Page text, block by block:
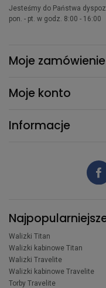
Moje zamówienie
Moje konto
Informacje
Jesteśmy do Państwa
pon. - pt. w godz. 8:00 - 16:00
Walizki Titan
Walizki kabinowe Titan
Walizki Travelite
Walizki kabinowe Travelite
Torby Travelite